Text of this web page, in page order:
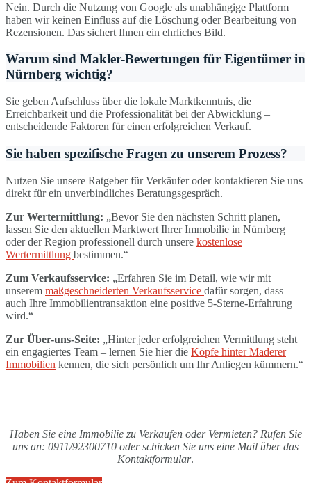
Nein. Durch die Nutzung von Google als unabhängige Plattform
haben wir keinen Einfluss auf die Löschung oder Bearbeitung von
Rezensionen. Das sichert Ihnen ein ehrliches Bild.
Warum sind Makler-Bewertungen für Eigentümer in
Nürnberg wichtig?
Sie geben Aufschluss über die lokale Marktkenntnis, die
Erreichbarkeit und die Professionalität bei der Abwicklung –
entscheidende Faktoren für einen erfolgreichen Verkauf.
Sie haben spezifische Fragen zu unserem Prozess?
Nutzen Sie unsere Ratgeber für Verkäufer oder kontaktieren Sie uns
direkt für ein unverbindliches Beratungsgespräch.
Zur Wertermittlung: „Bevor Sie den nächsten Schritt planen,
lassen Sie den aktuellen Marktwert Ihrer Immobilie in Nürnberg
oder der Region professionell durch unsere kostenlose
Wertermittlung bestimmen.“
Zum Verkaufsservice: „Erfahren Sie im Detail, wie wir mit
unserem maßgeschneiderten Verkaufsservice dafür sorgen, dass
auch Ihre Immobilientransaktion eine positive 5-Sterne-Erfahrung
wird.“
Zur Über-uns-Seite: „Hinter jeder erfolgreichen Vermittlung steht
ein engagiertes Team – lernen Sie hier die Köpfe hinter Maderer
Immobilien kennen, die sich persönlich um Ihr Anliegen kümmern.“
Haben Sie eine Immobilie zu Verkaufen oder Vermieten? Rufen Sie
uns an: 0911/92300710 oder schicken Sie uns eine Mail über das
Kontaktformular.